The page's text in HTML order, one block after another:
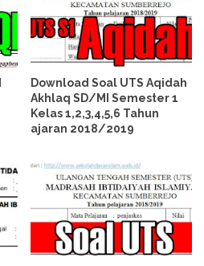
Download Soal UTS Aqidah
Akhlaq SD/MI Semester 1
Kelas 1,2,3,4,5,6 Tahun
ajaran 2018/2019